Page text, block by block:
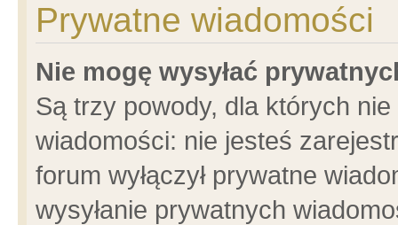
Prywatne wiadomości
Nie mogę wysyłać
Są trzy powody, dla których
wiadomości: nie jesteś
forum wyłączył prywatne
wysyłanie prywatnych